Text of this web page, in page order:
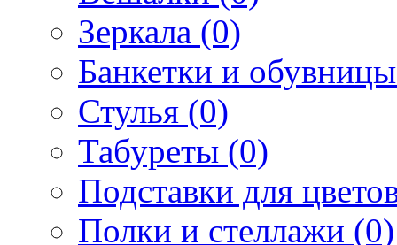
Зеркала (0)
Банкетки и
Стулья (0)
Табуреты (0)
Подставки для
Полки и стеллажи (0)